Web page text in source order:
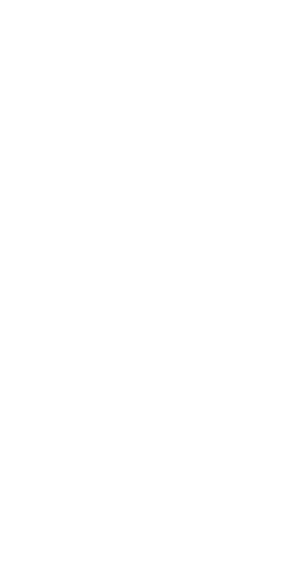
上进行游戏的体验。
如果害怕有平台外挂的情况，一定要在浙江游
的方式下载，无论是安卓的手机还是苹果的手机